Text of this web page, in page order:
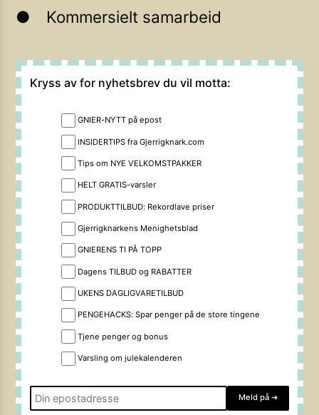
Kommersielt samarbeid
Kryss av for nyhetsbrev du vil motta:
GNIER-NYTT på epost
INSIDERTIPS fra Gjerrigknark.com
Tips om NYE VELKOMSTPAKKER
HELT GRATIS-varsler
PRODUKTTILBUD: Rekordlave priser
Gjerrigknarkens Menighetsblad
GNIERENS TI PÅ TOPP
Dagens TILBUD og RABATTER
UKENS DAGLIGVARETILBUD
PENGEHACKS: Spar penger på de store tingene
Tjene penger og bonus
Varsling om julekalenderen
Meld på ➔